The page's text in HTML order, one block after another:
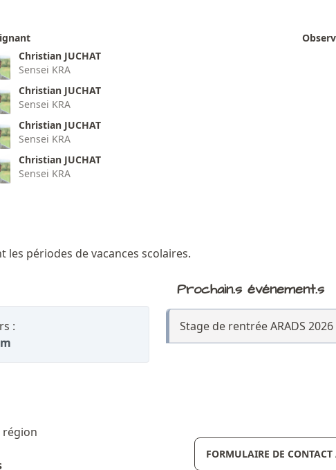
Christian JUCHAT
Sensei KRA
Christian JUCHAT
Sensei KRA
Christian JUCHAT
Sensei KRA
Christian JUCHAT
Sensei KRA
périodes de vacances scolaires.
:
Prochain.s événement.s
Stage de rentrée ARADS 2026
région
FORMULAIRE DE CONTACT